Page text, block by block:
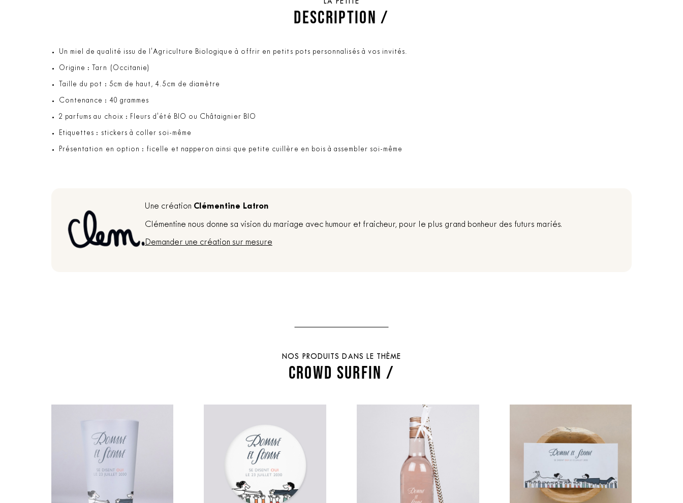
LA PETITE
DESCRIPTION /
Un miel de qualité issu de l'Agriculture Biologique à offrir en petits pots personnalisés à vos invités.
Origine : Tarn (Occitanie)
Taille du pot : 5cm de haut, 4.5cm de diamètre
Contenance : 40 grammes
2 parfums au choix : Fleurs d'été BIO ou Châtaignier BIO
Etiquettes : stickers à coller soi-même
Présentation en option : ficelle et napperon ainsi que petite cuillère en bois à assembler soi-même
Une création Clémentine Latron
Clémentine nous donne sa vision du mariage avec humour et fraicheur, pour le plus grand bonheur des futurs mariés.
Demander une création sur mesure
NOS PRODUITS DANS LE THÈME
CROWD SURFIN /